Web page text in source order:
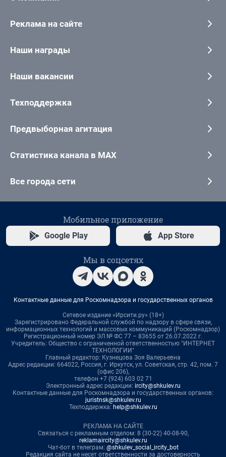
Реклама на сайте
Наши награды
Наши вакансии
Техподдержка
Предвыборная агитация
Статистика канала в MAX
Все города сети
Мобильное приложение
Google Play App Store
Мы в соцсетях
Контактные данные для Роскомнадзора и государственных органов
Сетевое издание «Ирсити.ру» (18+)
Зарегистрировано Федеральной службой по надзору в сфере связи,
информационных технологий и массовых коммуникаций (Роскомнадзор)
Регистрационный номер ЭЛ № ФС 77 – 83655 от 26.07.2022 г.
Учредитель: Общество с ограниченной ответственностью "ИНТЕРНЕТ
ТЕХНОЛОГИИ"
Главный редактор: Кузнецова Зоя Валерьевна
Адрес редакции: 664022, Россия, г. Иркутск, ул. Советская, стр. 42, пом. 7
(офис 206),
телефон +7 (924) 603 02 71
Электронный адрес редакции: ircity@shkulev.ru
Контактные данные для Роскомнадзора и государственных органов:
juristnsk@shkulev.ru
Техподдержка: help@shkulev.ru
РЕКЛАМА НА САЙТЕ
Связаться с рекламным отделом: 8 (30-22) 40-08-90,
reklamaircity@shkulev.ru
Чат-бот в телеграм: @shkulev_social_ircity_bot
Редакция сайта не несет ответственности за достоверность